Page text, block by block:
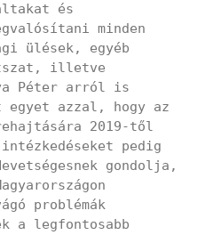
és
minden
ülések, egyéb
illetve
Péter arról is
egyet azzal, hogy az
2019-től
pedig
gondolja,
problémák
a legfontosabb